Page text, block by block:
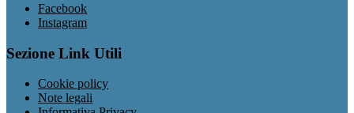
Facebook
Instagram
Sezione Link Utili
Cookie policy
Note legali